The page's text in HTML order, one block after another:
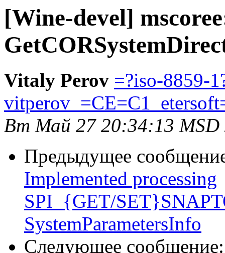
[Wine-devel]
Vitaly Perov =?iso-8859-
Вт Май 27 20:34:13 MSD
Предыдущее
Implemented processing
SPI_{GET/
SystemParametersInfo
Следующее